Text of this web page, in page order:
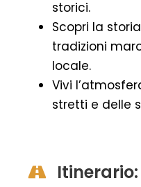
storici.
Scopri la
tradizioni
locale.
Vivi
stretti e delle
Itinerario: